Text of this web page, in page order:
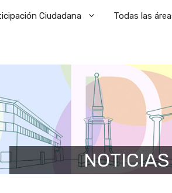
Ciudadana Todas las
NOTICIAS